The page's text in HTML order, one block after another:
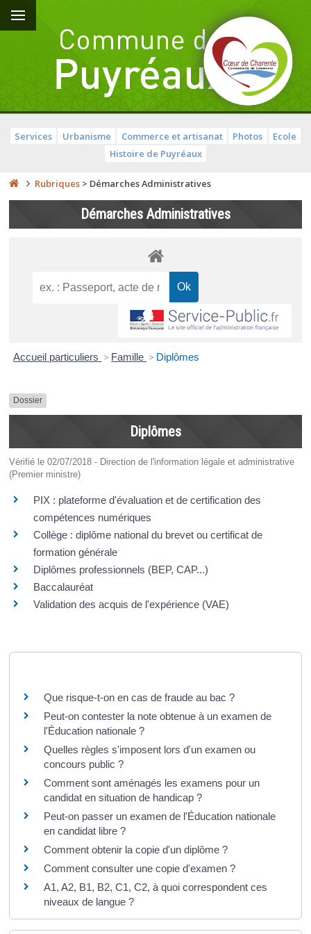
Services Urbanisme Commerce et artisanat Photos
Ecole
Histoire de Puyréaux
Rubriques > Démarches Administratives
Démarches Administratives
Accueil particuliers > Famille > Diplômes
Dossier
Diplômes
Vérifié le 02/07/2018 - Direction de l'information légale et administrative
(Premier ministre)
PIX : plateforme d'évaluation et de certification des
compétences numériques
Collège : diplôme national du brevet ou certificat de
formation générale
Diplômes professionnels (BEP, CAP...)
Baccalauréat
Validation des acquis de l'expérience (VAE)
Que risque-t-on en cas de fraude au bac ?
Peut-on contester la note obtenue à un examen de
l'Éducation nationale ?
Quelles règles s'imposent lors d'un examen ou
concours public ?
Comment sont aménagés les examens pour un
candidat en situation de handicap ?
Peut-on passer un examen de l'Éducation nationale
en candidat libre ?
Comment obtenir la copie d'un diplôme ?
Comment consulter une copie d'examen ?
A1, A2, B1, B2, C1, C2, à quoi correspondent ces
niveaux de langue ?